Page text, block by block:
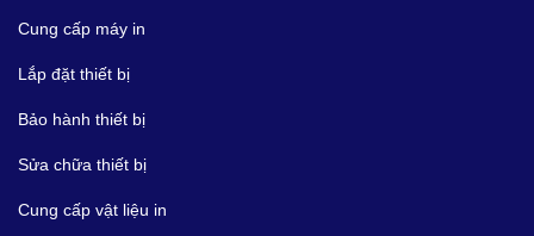
Cung cấp máy in
Lắp đặt thiết bị
Bảo hành thiết bị
Sửa chữa thiết bị
Cung cấp vật liệu in